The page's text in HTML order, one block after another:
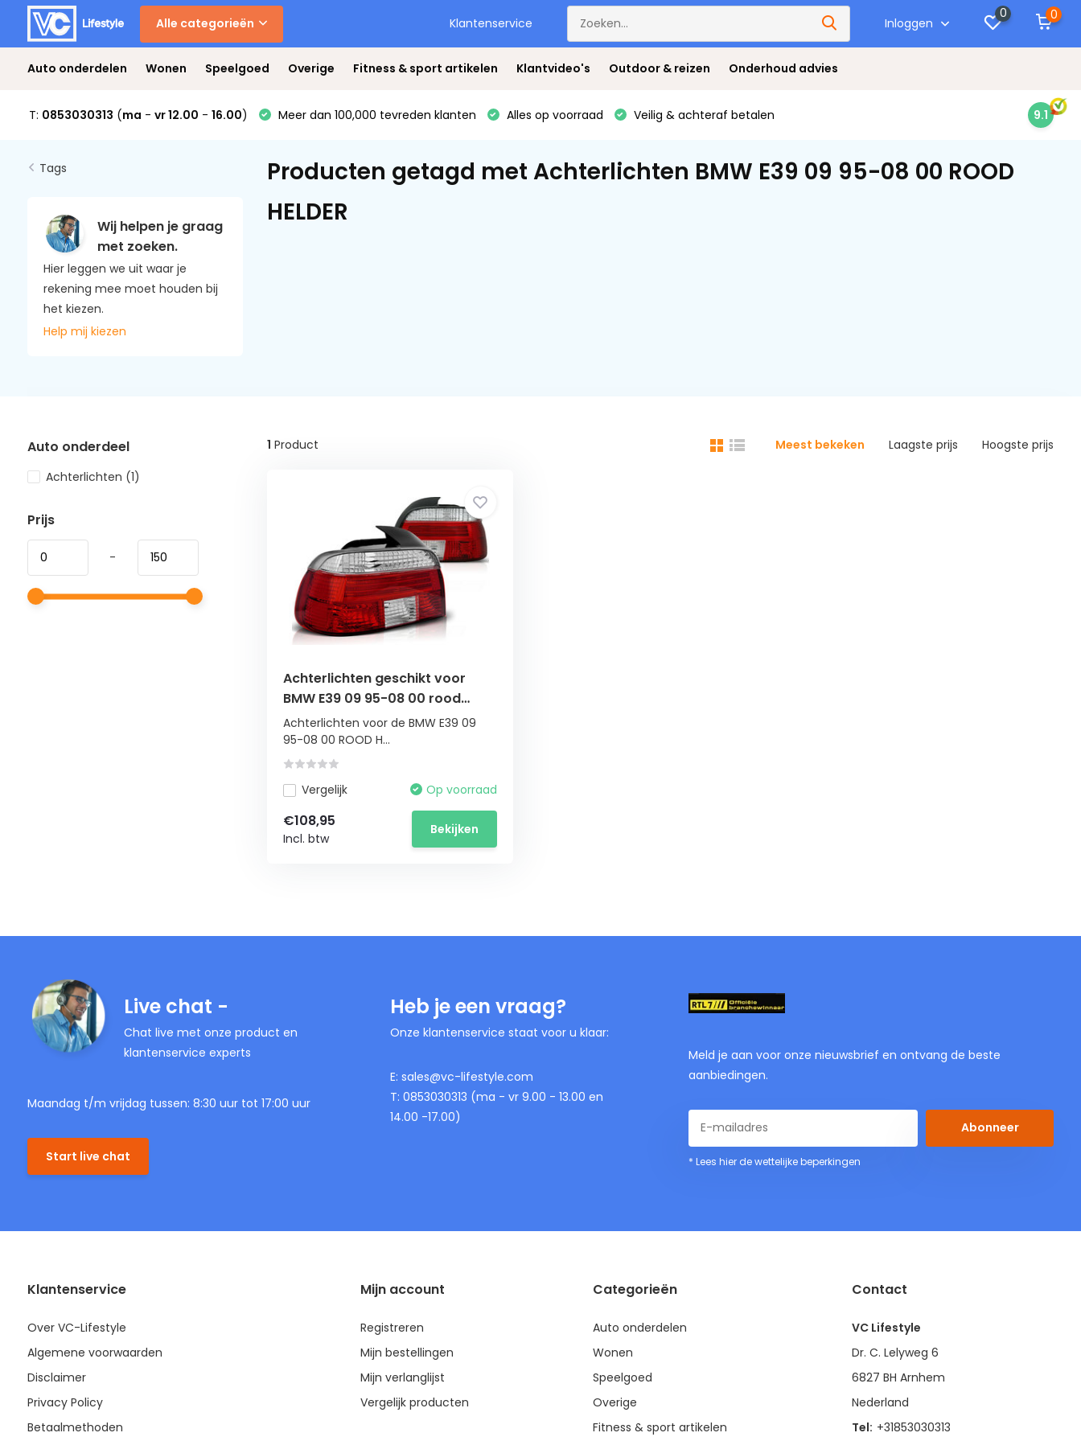
Alle categorieën Klantenservice Inloggen
0 0
Auto onderdelen Wonen Speelgoed Overige Fitness & sport artikelen Klantvideo's Outdoor & reizen Onderhoud advies
T: 0853030313 (ma - vr 12.00 - 16.00) Meer dan 100,000 tevreden klanten Alles op voorraad Veilig & achteraf betalen 9.1
Tags
Wij helpen je graag
met zoeken.
Hier leggen we uit waar je
rekening mee moet houden bij
het kiezen.
Help mij kiezen
Producten getagd met Achterlichten BMW E39 09 95-08 00 ROOD
HELDER
Auto onderdeel
Achterlichten (1)
Prijs
-
1 Product Meest bekeken Laagste prijs Hoogste prijs
Achterlichten geschikt voor
BMW E39 09 95-08 00 rood
helder
Achterlichten voor de BMW E39 09
95-08 00 ROOD H...
Vergelijk Op voorraad
€108,95
Incl. btw
Bekijken
Live chat -
Chat live met onze product en
klantenservice experts
Maandag t/m vrijdag tussen: 8:30 uur tot 17:00 uur
Start live chat
Heb je een vraag?
Onze klantenservice staat voor u klaar:
E: sales@vc-lifestyle.com
T: 0853030313 (ma - vr 9.00 - 13.00 en
14.00 -17.00)
Meld je aan voor onze nieuwsbrief en ontvang de beste
aanbiedingen.
Abonneer
* Lees hier de wettelijke beperkingen
Klantenservice
Over VC-Lifestyle
Algemene voorwaarden
Disclaimer
Privacy Policy
Betaalmethoden
Mijn account
Registreren
Mijn bestellingen
Mijn verlanglijst
Vergelijk producten
Categorieën
Auto onderdelen
Wonen
Speelgoed
Overige
Fitness & sport artikelen
Contact
VC Lifestyle
Dr. C. Lelyweg 6
6827 BH Arnhem
Nederland
Tel: +31853030313